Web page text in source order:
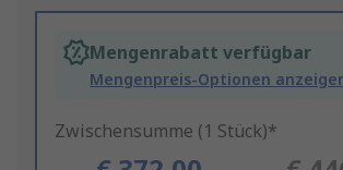
Mengenrabatt verfügbar
Mengenpreis-Optionen
Zwischensumme (1 Stück)*